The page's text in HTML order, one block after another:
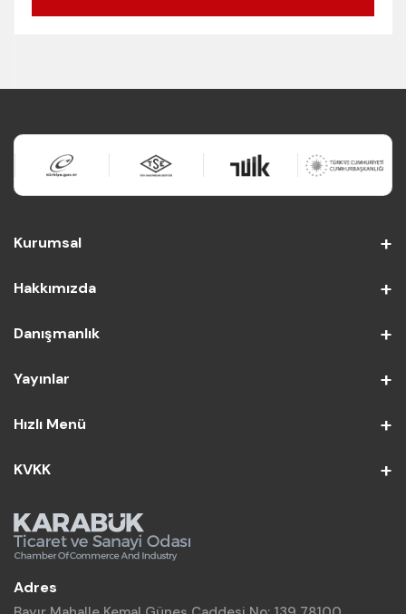
Kurumsal
Hakkımızda
Danışmanlık
Yayınlar
Hızlı Menü
KVKK
Adres